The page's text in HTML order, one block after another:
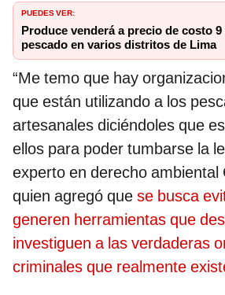
PUEDES VER:
Produce venderá a precio de costo
pescado en varios distritos de Lima
“Me temo que hay
que están utilizando a los
artesanales diciéndoles que
ellos para poder tumbarse la
experto en derecho ambiental
quien agregó que se busca
generen herramientas que
investiguen a las verdaderas
criminales que realmente